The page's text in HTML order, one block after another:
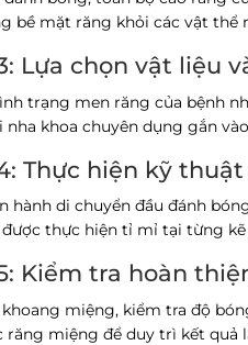
bề mặt răng khỏi các vật thể
Lựa chọn vật liệu
trạng men răng của bệnh
nha khoa chuyên dụng gắn
Thực hiện kỹ
hành di chuyển đầu đánh
thực hiện tỉ mỉ tại từng
Kiểm tra hoàn
khoang miệng, kiểm tra độ
răng miệng để duy trì kết quả